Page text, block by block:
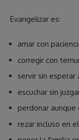
Evangelizar es:
amar con
corregir con
servir sin esperar
escuchar sin
perdonar aunque
rezar incluso en